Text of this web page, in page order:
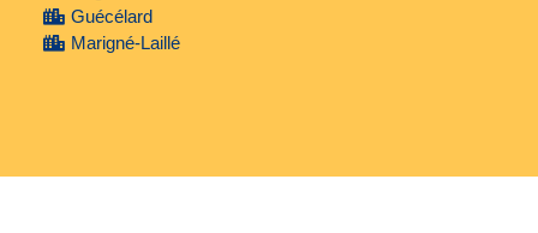
Guécélard
Marigné-Laillé